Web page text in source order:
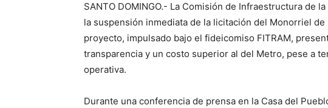
SANTO DOMINGO.- La Comisión de Infraestructura de
la suspensión inmediata de la licitación del Monorriel
proyecto, impulsado bajo el fideicomiso FITRAM,
transparencia y un costo superior al del Metro, pese a
operativa.
Durante una conferencia de prensa en la Casa del